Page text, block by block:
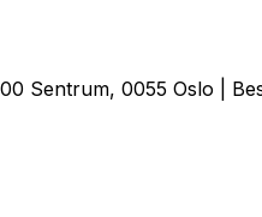
Sentrum, 0055 Oslo |